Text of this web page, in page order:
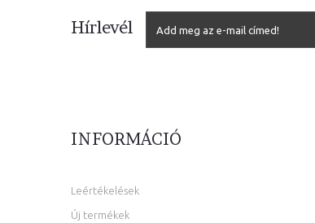
Hírlevél
INFORMÁCIÓ
Leértékelések
Új termékek